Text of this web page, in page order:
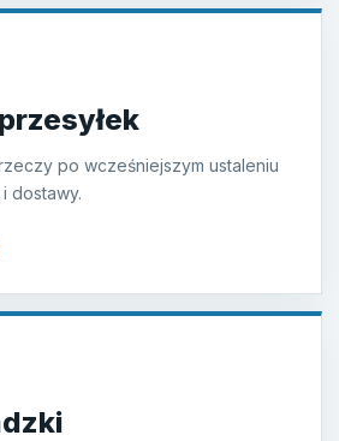
po wcześniejszym ustaleniu
dostawy.